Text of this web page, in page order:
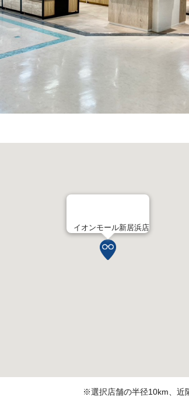
イオンモール新居浜店
※選択店舗の半径10km、近